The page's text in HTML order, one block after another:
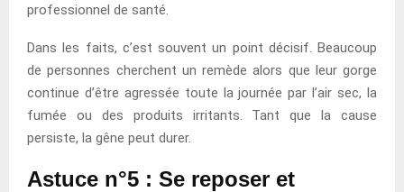
professionnel de santé.
Dans les faits, c’est souvent un point décisif. Beaucoup
de personnes cherchent un remède alors que leur gorge
continue d’être agressée toute la journée par l’air sec, la
fumée ou des produits irritants. Tant que la cause
persiste, la gêne peut durer.
Astuce n°5 : Se reposer et